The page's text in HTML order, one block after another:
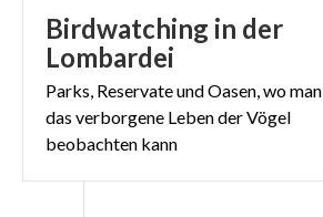
Birdwatching in der
Lombardei
Parks, Reservate und Oasen, wo man
das verborgene Leben der Vögel
beobachten kann